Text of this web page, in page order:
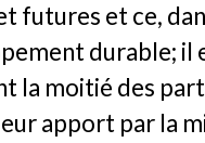
futures et ce,
durable; il
la moitié des
apport par la